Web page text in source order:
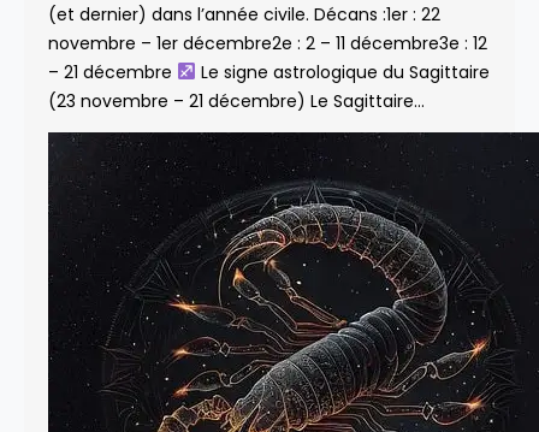
(et dernier) dans l’année civile. Décans :1er : 22
novembre – 1er décembre2e : 2 – 11 décembre3e : 12
– 21 décembre
Le signe astrologique du Sagittaire
(23 novembre – 21 décembre) Le Sagittaire…